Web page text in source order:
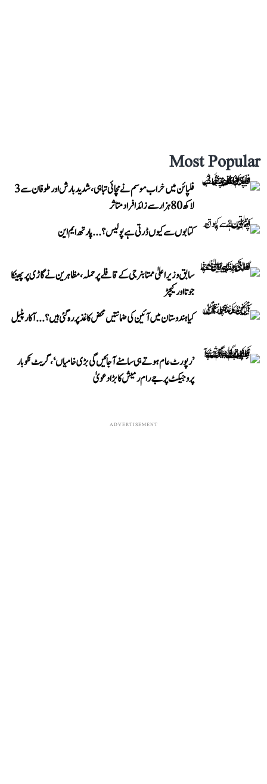
Most Popular
فلپائن میں خراب موسم نے مچائی تباہی، شدید بارش اور طوفان سے 3
لاکھ 80 ہزار سے زائد افراد متاثر
کتابوں سے کیوں ڈرتی ہے پولیس؟...پارتھ ایم این
سابق وزیر اعلیٰ ممتا بنرجی کے قافلے پر حملہ، مظاہرین نے گاڑی پر پھینکا
جوتا اور کیچڑ
کیا ہندوستان میں آئین کی ضمانتیں محض کاغذ پر رہ گئی ہیں؟...آکار پٹیل
’رپورٹ عام ہوتے ہی سامنے آ جائیں گی بڑی خامیاں‘، گریٹ نکوبار
پروجیکٹ پر جے رام رمیش کا بڑا دعویٰ
ADVERTISEMENT